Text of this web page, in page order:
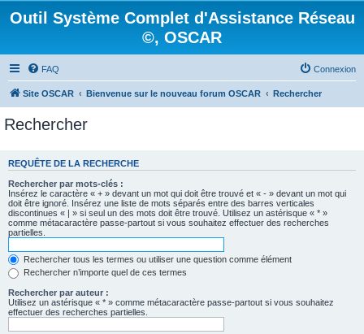
Outil Système Complet d'Assistance Réseau
©, OSCAR
FAQ Connexion
Site OSCAR Bienvenue sur le nouveau forum OSCAR Rechercher
Rechercher
REQUÊTE DE LA RECHERCHE
Rechercher par mots-clés :
Insérez le caractère « + » devant un mot qui doit être trouvé et « - » devant un mot qui
doit être ignoré. Insérez une liste de mots séparés entre des barres verticales
discontinues « | » si seul un des mots doit être trouvé. Utilisez un astérisque « * »
comme métacaractère passe-partout si vous souhaitez effectuer des recherches
partielles.
Rechercher tous les termes ou utiliser une question comme élément
Rechercher n’importe quel de ces termes
Rechercher par auteur :
Utilisez un astérisque « * » comme métacaractère passe-partout si vous souhaitez
effectuer des recherches partielles.